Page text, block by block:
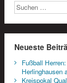
Neueste
Fußball
Herlinghausen
Kreispokal